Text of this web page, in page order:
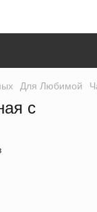
Для Любимой
с